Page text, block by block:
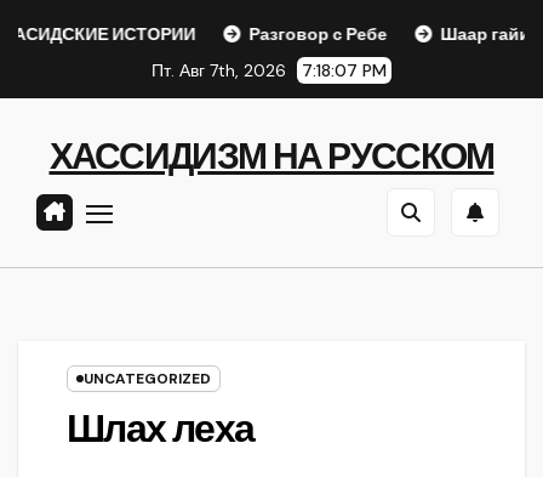
ИСТОРИИ Разговор с Ребе
Шаар гайихуд гл. 1 (2)
Пт. Авг 7th, 2026
7:18:08 PM
ХАССИДИЗМ НА РУССКОМ
UNCATEGORIZED
Шлах леха